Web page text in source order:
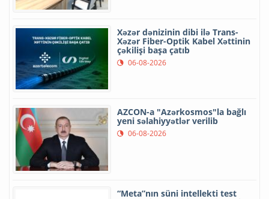
Xəzər dənizinin dibi ilə Trans-
Xəzər Fiber-Optik Kabel Xəttinin
çəkilişi başa çatıb
06-08-2026
AZCON-a "Azərkosmos"la bağlı
yeni səlahiyyətlər verilib
06-08-2026
“Meta”nın süni intellekti test